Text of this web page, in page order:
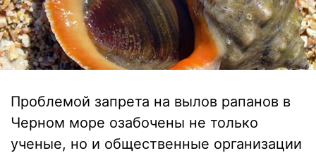
Проблемой запрета на вылов рапанов в
Черном море озабочены не только
ученые, но и общественные организации